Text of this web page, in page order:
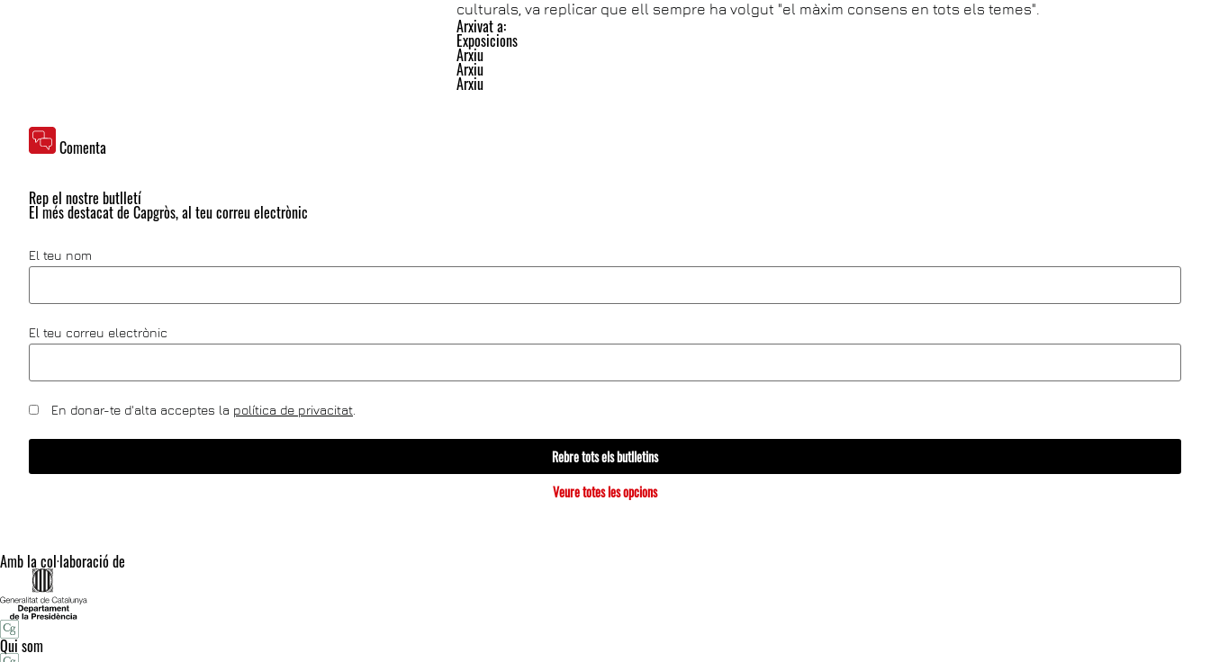
culturals, va replicar que ell sempre ha volgut "el màxim consens en tots els temes".
Arxivat a:
Exposicions
Arxiu
Arxiu
Arxiu
Comenta
Rep el nostre butlletí
El més destacat de Capgròs, al teu correu electrònic
El teu nom
El teu correu electrònic
En donar-te d'alta acceptes la política de privacitat
Rebre tots els butlletins
Veure totes les opcions
Amb la col·laboració de
Qui som